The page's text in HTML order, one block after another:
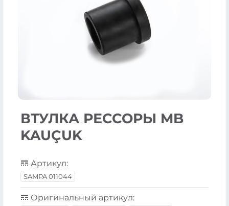
ВТУЛКА РЕССОРЫ MB
KAUÇUK
Артикул:
SAMPA 011044
Оригинальный артикул: